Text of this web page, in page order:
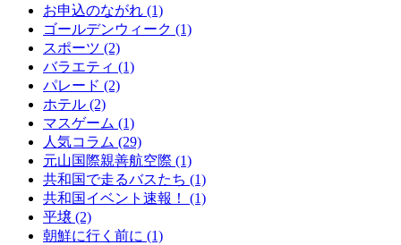
お申込のながれ (1)
ゴールデンウィーク (1)
スポーツ (2)
バラエティ (1)
パレード (2)
ホテル (2)
マスゲーム (1)
人気コラム (29)
元山国際親善航空際 (1)
共和国で走るバスたち (1)
共和国イベント速報！ (1)
平壌 (2)
朝鮮に行く前に (1)